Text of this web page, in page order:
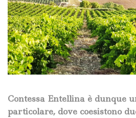
Contessa Entellina è dunque
particolare, dove coesistono